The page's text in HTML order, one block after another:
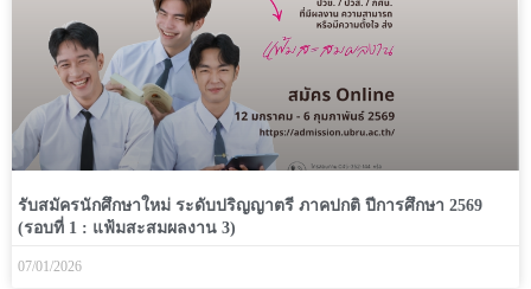
รับสมัครนักศึกษาใหม่ ระดับปริญญาตรี ภาคปกติ ปีการศึกษา 2569
(รอบที่ 1 : แฟ้มสะสมผลงาน 3)
07/01/2026